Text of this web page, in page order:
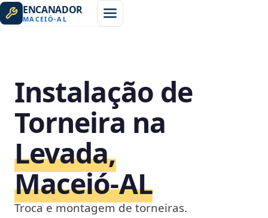
ENCANADOR
MACEIÓ-AL
Instalação de
Torneira na
Levada,
Maceió‑AL
Troca e montagem de torneiras.